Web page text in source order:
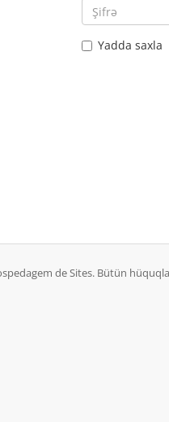
Yadda saxla
de Sites. Bütün